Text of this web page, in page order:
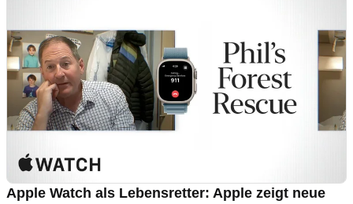
Apple Watch als Lebensretter: Apple zeigt neue